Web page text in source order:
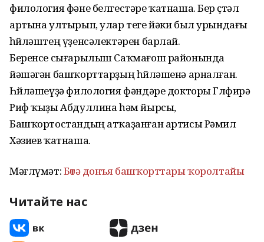
филология фәне белгестәре ҡатнаша. Бер өҫтәл
артына ултырып, улар теге йәки был урындағы
һөйләштең үҙенсәлектәрен барлай.
Беренсе сығарылыш Саҡмағош районында
йәшәгән башҡорттарҙың һөйләшенә арналған.
Һөйләшеүҙә филология фәндәре докторы Гөлфирә
Риф ҡыҙы Абдуллина һәм йырсы,
Башҡортостандың атҡаҙанған артисы Рәмил
Хәзиев ҡатнаша.
Мәғлүмәт:Бөтә донъя башҡорттары ҡоролтайы
Читайте нас